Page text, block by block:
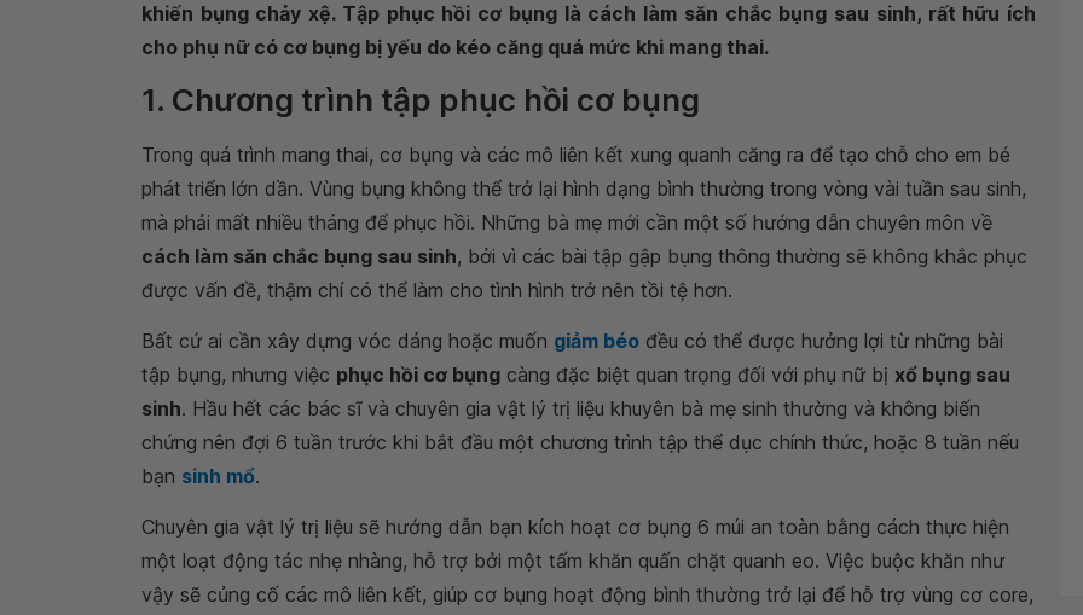
khiến bụng chảy xệ. Tập phục hồi cơ bụng là cách làm săn chắc bụng sau sinh, rất hữu ích
cho phụ nữ có cơ bụng bị yếu do kéo căng quá mức khi mang thai.
1. Chương trình tập phục hồi cơ bụng
Trong quá trình mang thai, cơ bụng và các mô liên kết xung quanh căng ra để tạo chỗ cho em bé
phát triển lớn dần. Vùng bụng không thể trở lại hình dạng bình thường trong vòng vài tuần sau sinh,
mà phải mất nhiều tháng để phục hồi. Những bà mẹ mới cần một số hướng dẫn chuyên môn về
cách làm săn chắc bụng sau sinh, bởi vì các bài tập gập bụng thông thường sẽ không khắc phục
được vấn đề, thậm chí có thể làm cho tình hình trở nên tồi tệ hơn.
Bất cứ ai cần xây dựng vóc dáng hoặc muốn giảm béo đều có thể được hưởng lợi từ những bài
tập bụng, nhưng việc phục hồi cơ bụng càng đặc biệt quan trọng đối với phụ nữ bị xổ bụng sau
sinh. Hầu hết các bác sĩ và chuyên gia vật lý trị liệu khuyên bà mẹ sinh thường và không biến
chứng nên đợi 6 tuần trước khi bắt đầu một chương trình tập thể dục chính thức, hoặc 8 tuần nếu
bạn sinh mổ.
Chuyên gia vật lý trị liệu sẽ hướng dẫn bạn kích hoạt cơ bụng 6 múi an toàn bằng cách thực hiện
một loạt động tác nhẹ nhàng, hỗ trợ bởi một tấm khăn quấn chặt quanh eo. Việc buộc khăn như
vậy sẽ củng cố các mô liên kết, giúp cơ bụng hoạt động bình thường trở lại để hỗ trợ vùng cơ core,